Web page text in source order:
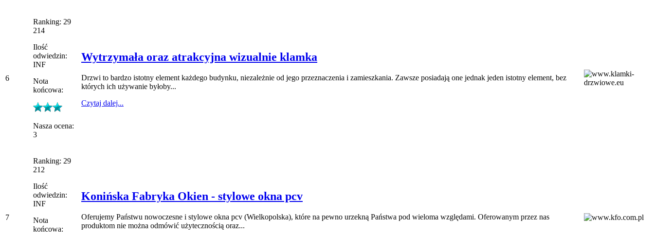
6
Ranking: 29
214
Ilość
odwiedzin:
INF
Nota
końcowa:
Nasza ocena:
3
Wytrzymała oraz atrakcyjna wizualnie klamka
Drzwi to bardzo istotny element każdego budynku, niezależnie od jego przeznaczenia i zamieszkania. Zawsze posiadają one jednak jeden istotny element, bez
których ich używanie byłoby...
Czytaj dalej...
7
Ranking: 29
212
Ilość
odwiedzin:
INF
Nota
końcowa:
Konińska Fabryka Okien - stylowe okna pcv
Oferujemy Państwu nowoczesne i stylowe okna pcv (Wielkopolska), które na pewno urzekną Państwa pod wieloma względami. Oferowanym przez nas
produktom nie można odmówić użytecznością oraz...